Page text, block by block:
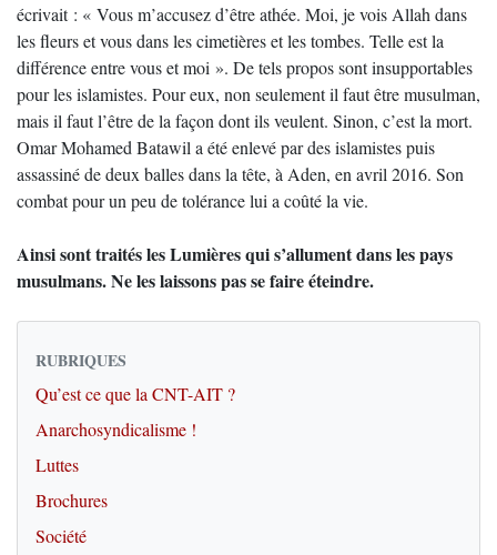
écrivait : « Vous m’accusez d’être athée. Moi, je vois Allah dans
les fleurs et vous dans les cimetières et les tombes. Telle est la
différence entre vous et moi ». De tels propos sont insupportables
pour les islamistes. Pour eux, non seulement il faut être musulman,
mais il faut l’être de la façon dont ils veulent. Sinon, c’est la mort.
Omar Mohamed Batawil a été enlevé par des islamistes puis
assassiné de deux balles dans la tête, à Aden, en avril 2016. Son
combat pour un peu de tolérance lui a coûté la vie.
Ainsi sont traités les Lumières qui s’allument dans les pays
musulmans. Ne les laissons pas se faire éteindre.
RUBRIQUES
Qu’est ce que la CNT-AIT ?
Anarchosyndicalisme !
Luttes
Brochures
Société